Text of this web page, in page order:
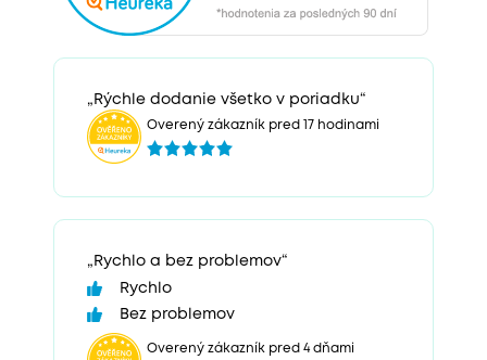
„Rýchle dodanie všetko v poriadku“
Overený zákazník pred 17 hodinami
„Rychlo a bez problemov“
Rychlo
Bez problemov
Overený zákazník pred 4 dňami